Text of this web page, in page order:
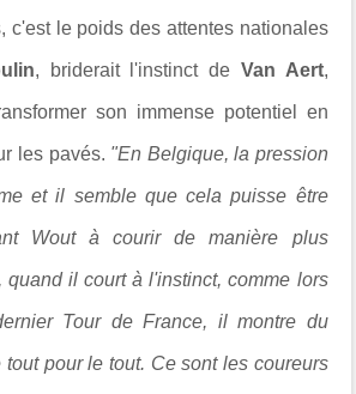
c'est le poids des attentes nationales
, briderait l'instinct de Van Aert,
son immense potentiel en
les pavés. "En Belgique, la pression
et il semble que cela puisse être
Wout à courir de manière plus
quand il court à l'instinct, comme lors
Tour de France, il montre du
pour le tout. Ce sont les coureurs